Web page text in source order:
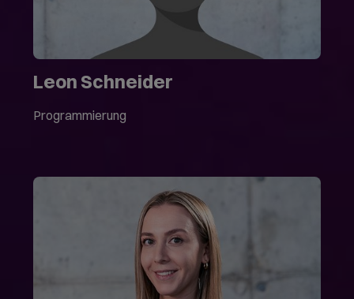
Leon Schneider
Programmierung